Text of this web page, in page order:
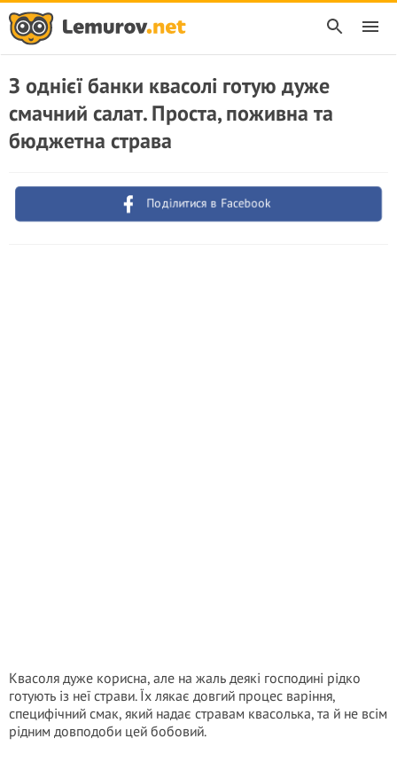
З однієї банки квасолі готую дуже
смачний салат. Проста, поживна та
бюджетна страва
Поділитися в Facebook
Квасоля дуже корисна, але на жаль деякі господині рідко
готують із неї страви. Їх лякає довгий процес варіння,
специфічний смак, який надає стравам квасолька, та й не всім
рідним довподоби цей бобовий.